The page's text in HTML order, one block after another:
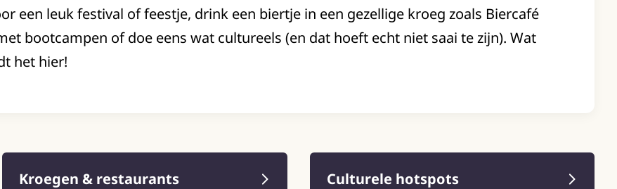
een leuk festival of feestje, drink een biertje in een gezellige kroeg zoals Biercafé
bootcampen of doe eens wat cultureels (en dat hoeft echt niet saai te zijn). Wat
het hier!
Kroegen & restaurants Culturele hotspots